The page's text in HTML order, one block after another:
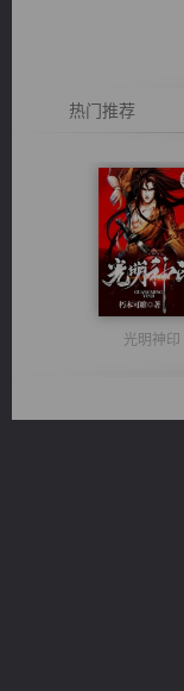
热门推荐
光明神印